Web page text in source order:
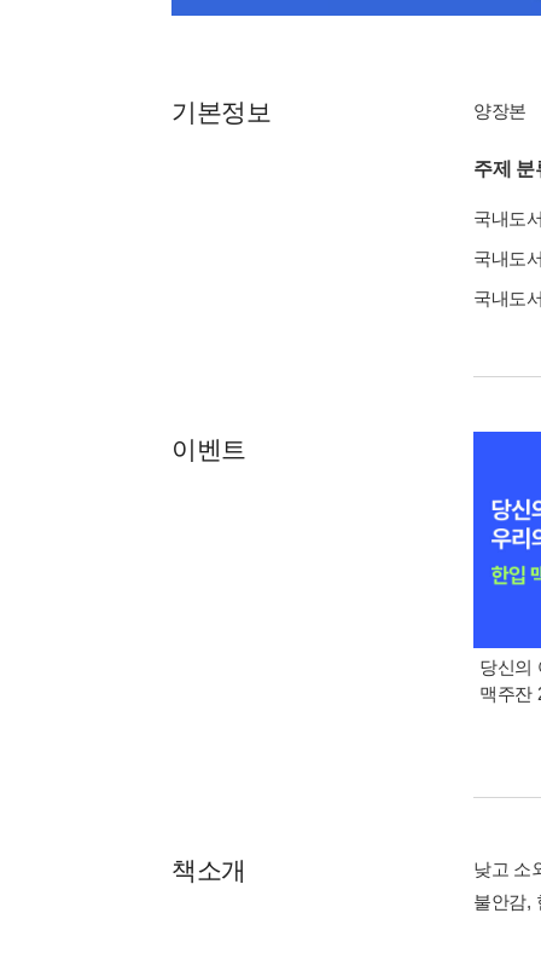
기본정보 양장본
주제 분
국내도
국내도
국내도
이벤트
당신의
맥주잔
책소개
낮고 소
불안감,